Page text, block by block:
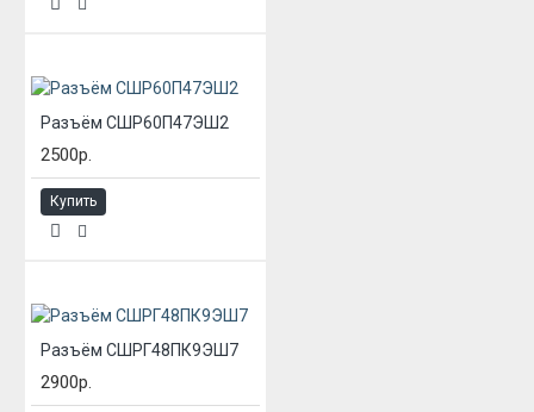
Разъём СШР60П47ЭШ2
2500р.
Купить
Разъём СШРГ48ПК9ЭШ7
2900р.